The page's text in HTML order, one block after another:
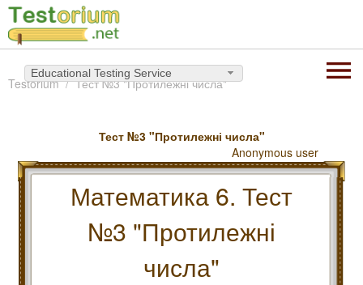
Educational Testing Service
Testorium Тест №3 "Протилежні числа"
Тест №3 "Протилежні числа"
Anonymous user
Математика 6. Тест
№3 "Протилежні
числа"